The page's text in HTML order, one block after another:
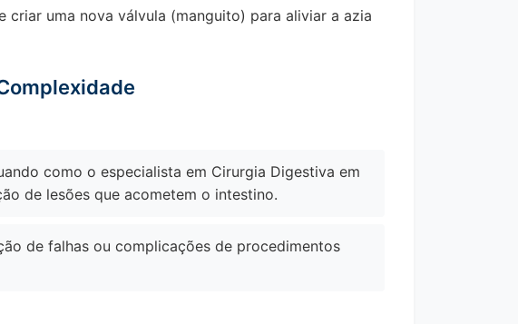
uma nova válvula (manguito) para aliviar a azia
como o especialista em Cirurgia Digestiva em
de lesões que acometem o intestino.
de falhas ou complicações de procedimentos